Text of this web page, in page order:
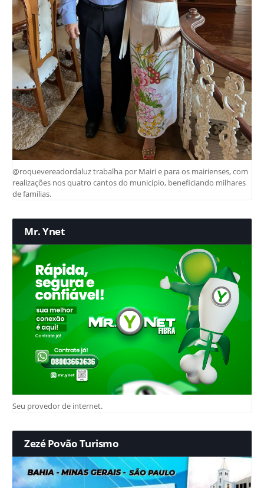
@roquevereadordaluz trabalha por Mairi e para os mairienses, com
realizações nos quatro cantos do município, beneficiando milhares
de famílias.
Mr. Ynet
Seu provedor de internet.
Zezé Povão Turismo